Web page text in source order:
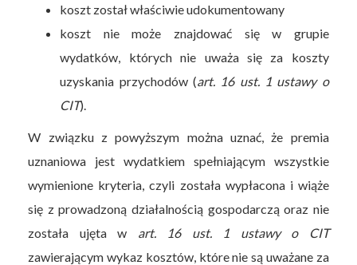
koszt został właściwie udokumentowany
koszt nie może znajdować się w grupie
wydatków, których nie uważa się za koszty
uzyskania przychodów (art. 16 ust. 1 ustawy o
CIT).
W związku z powyższym można uznać, że premia
uznaniowa jest wydatkiem spełniającym wszystkie
wymienione kryteria, czyli została wypłacona i wiąże
się z prowadzoną działalnością gospodarczą oraz nie
została ujęta w art. 16 ust. 1 ustawy o CIT
zawierającym wykaz kosztów, które nie są uważane za